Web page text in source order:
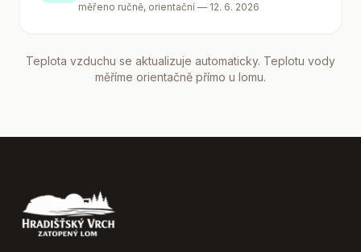
měřeno ručně, orientační — 12. 6. 2026
Teplota vzduchu se aktualizuje automaticky. Teplotu vody
měříme orientačně přímo u lomu.